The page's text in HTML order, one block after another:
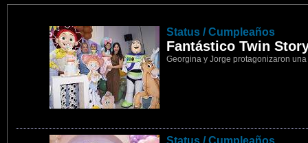
Status / Cumpleaños
Fantástico Twin
Georgina y Jorge protagonizaron
Status / Cumpleaños